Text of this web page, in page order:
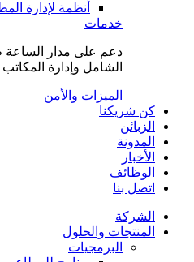
أنظمة لإدارة
خدمات
دعم على مدار الساعة
الشامل وإدارة
الميزات والأمن
كن شريكنا
الزبائن
المدونة
الأخبار
الوظائف
اتصل بنا
الشركة
المنتجات والحلول
البرمجيات